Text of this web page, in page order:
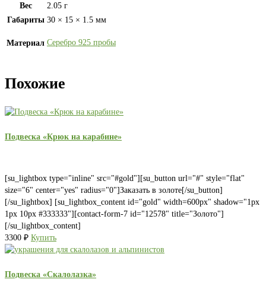
Вес
2.05 г
Габариты 30 × 15 × 1.5 мм
Материал Серебро 925 пробы
Похожие
Подвеска «Крюк на карабине»
[su_lightbox type="inline" src="#gold"][su_button url="#" style="flat"
size="6" center="yes" radius="0"]Заказать в золоте[/su_button]
[/su_lightbox] [su_lightbox_content id="gold" width=600px" shadow="1px
1px 10px #333333"][contact-form-7 id="12578" title="Золото"]
[/su_lightbox_content]
3300 ₽ Купить
Подвеска «Скалолазка»